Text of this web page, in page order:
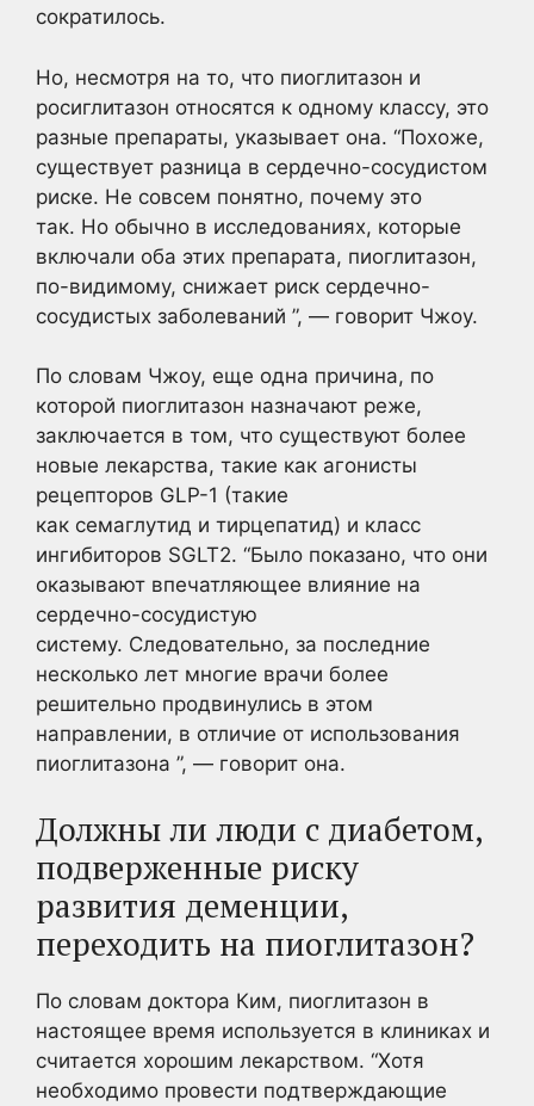
сократилось.
Но, несмотря на то, что пиоглитазон и
росиглитазон относятся к одному классу, это
разные препараты, указывает она. “Похоже,
существует разница в сердечно-сосудистом
риске. Не совсем понятно, почему это
так. Но обычно в исследованиях, которые
включали оба этих препарата, пиоглитазон,
по-видимому, снижает риск сердечно-
сосудистых заболеваний ”, — говорит Чжоу.
По словам Чжоу, еще одна причина, по
которой пиоглитазон назначают реже,
заключается в том, что существуют более
новые лекарства, такие как агонисты
рецепторов GLP-1 (такие
как семаглутид и тирцепатид) и класс
ингибиторов SGLT2. “Было показано, что они
оказывают впечатляющее влияние на
сердечно-сосудистую
систему. Следовательно, за последние
несколько лет многие врачи более
решительно продвинулись в этом
направлении, в отличие от использования
пиоглитазона ”, — говорит она.
Должны ли люди с диабетом,
подверженные риску
развития деменции,
переходить на пиоглитазон?
По словам доктора Ким, пиоглитазон в
настоящее время используется в клиниках и
считается хорошим лекарством. “Хотя
необходимо провести подтверждающие